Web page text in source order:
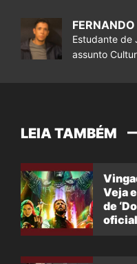
Estudante de
assunto
LEIA TAMBÉM
Veja
de